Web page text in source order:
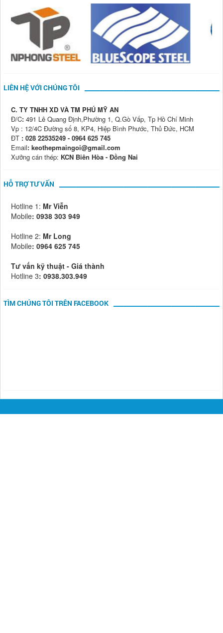
LIÊN HỆ VỚI CHÚNG TÔI
C. TY TNHH XD VÀ TM PHÚ MỸ AN
Đ/C: 491 Lê Quang Định,Phường 1, Q.Gò Vấp, Tp Hồ Chí Minh
Vp : 12/4C Đường số 8, KP4, Hiệp Bình Phước, Thủ Đức, HCM
ĐT : 028 22535249 - 0964 625 745
Email: keothepmaingoi@gmail.com
Xưởng cán thép: KCN Biên Hòa - Đồng Nai
HỖ TRỢ TƯ VẤN
Hotline 1: Mr Viễn
Mobile: 0938 303 949
Hotline 2: Mr Long
Mobile: 0964 625 745
Tư vấn kỹ thuật - Giá thành
Hotline 3: 0938.303.949
TÌM CHÚNG TÔI TRÊN FACEBOOK